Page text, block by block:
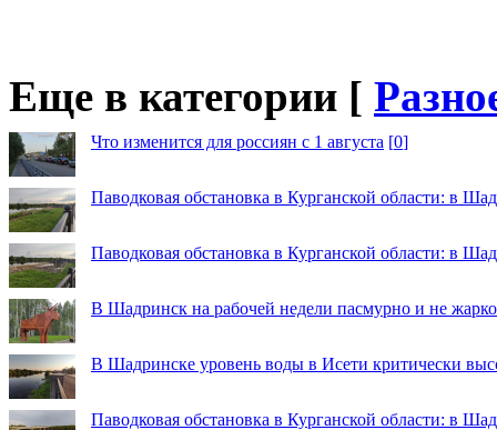
Еще в категории [
Что изменится для россиян с 1 августа [0]
Паводковая обстановка в Курганской области: в
Паводковая обстановка в Курганской области: в
В Шадринск на рабочей недели пасмурно и не жарко
В Шадринске уровень воды в Исети критически
Паводковая обстановка в Курганской области: в